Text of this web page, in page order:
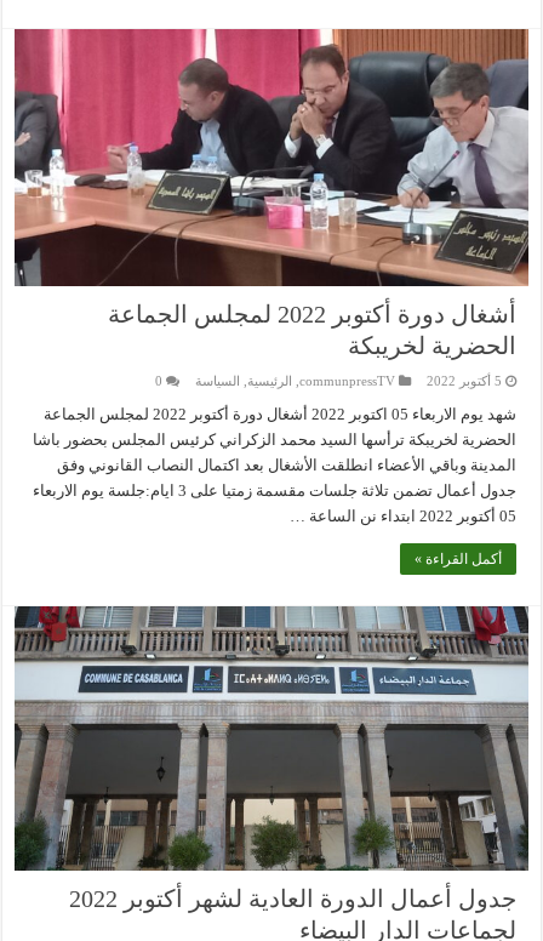
أشغال دورة أكتوبر 2022 لمجلس الجماعة
الحضرية لخريبكة
5 أكتوبر 2022 communpressTV الرئيسية السياسة 0
شهد يوم الاربعاء 05 اكتوبر 2022 أشغال دورة أكتوبر 2022 لمجلس الجماعة
الحضرية لخريبكة ترأسها السيد محمد الزكراني كرئيس المجلس بحضور باشا
المدينة وباقي الأعضاء انطلقت الأشغال بعد اكتمال النصاب القانوني وفق
جدول أعمال تضمن تلاثة جلسات مقسمة زمتيا على 3 ايام:جلسة يوم الاربعاء
05 أكتوبر 2022 ابتداء نن الساعة …
أكمل القراءة »
جدول أعمال الدورة العادية لشهر أكتوبر 2022
لجماعات الدار البيضاء